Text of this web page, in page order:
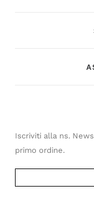
Iscriviti alla ns.
primo ordine.